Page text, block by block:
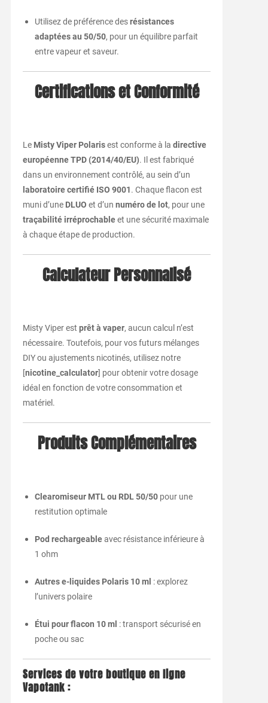
Utilisez de préférence desrésistances
adaptées au 50/50, pour un équilibre parfait
entre vapeur et saveur.
Certifications et Conformité
Le Misty Viper Polarisest conforme à la directive
européenne TPD (2014/40/EU). Il est fabriqué
dans un environnement contrôlé, au sein d’un
laboratoire certifié ISO 9001. Chaque flacon est
muni d’une DLUO et d’un numéro de lot, pour une
traçabilité irréprochableet une sécurité maximale
à chaque étape de production.
Calculateur Personnalisé
Misty Viper est prêt à vaper, aucun calcul n’est
nécessaire. Toutefois, pour vos futurs mélanges
DIY ou ajustements nicotinés, utilisez notre
[nicotine_calculator] pour obtenir votre dosage
idéal en fonction de votre consommation et
matériel.
Produits Complémentaires
Clearomiseur MTL ou RDL 50/50pour une
restitution optimale
Pod rechargeableavec résistance inférieure à
1 ohm
Autres e-liquides Polaris 10 ml : explorez
l’univers polaire
Étui pour flacon 10 ml : transport sécurisé en
poche ou sac
Services de votre boutique en ligne
Vapotank :